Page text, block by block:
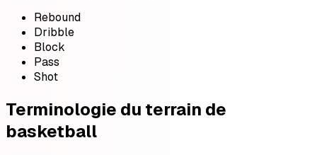
Rebound
Dribble
Block
Pass
Shot
Terminologie du terrain de
basketball